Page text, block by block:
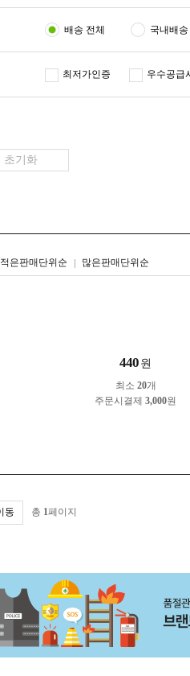
배송 전체 국내배송
최저가인증 우수공급
적은판매단위순 많은판매단위순
440 원
최소 20개
주문시결제 3,000원
총 1페이지